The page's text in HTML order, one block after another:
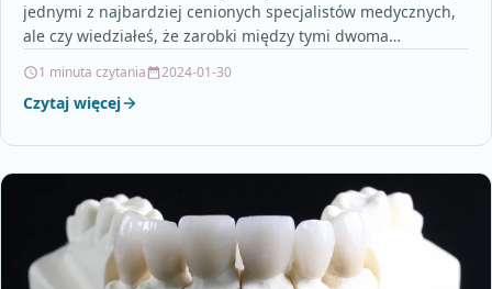
jednymi z najbardziej cenionych specjalistów medycznych,
ale czy wiedziałeś, że zarobki między tymi dwoma…
1 minuta czytania 2024-01-30
Czytaj więcej